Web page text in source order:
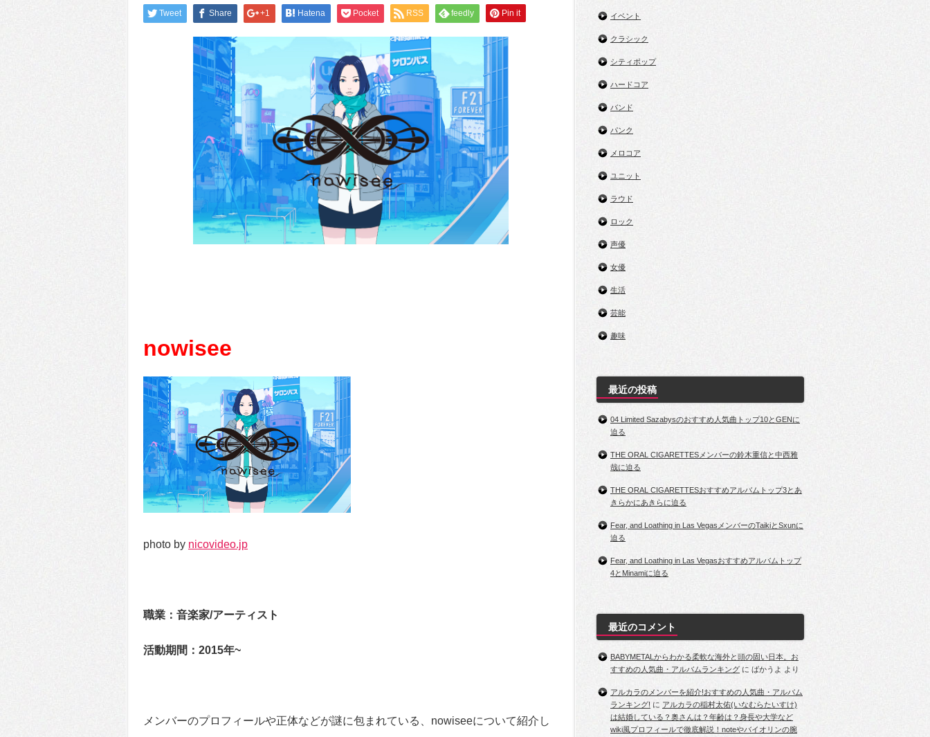
Tweet Share +1 Hatena Pocket RSS feedly Pin it
nowisee
photo by nicovideo.jp
職業：音楽家/アーティスト
活動期間：2015年~
メンバーのプロフィールや正体などが謎に包まれている、nowiseeについて紹介し
イベント
クラシック
シティポップ
ハードコア
バンド
パンク
メロコア
ユニット
ラウド
ロック
声優
女優
生活
芸能
趣味
最近の投稿
04 Limited Sazabysのおすすめ人気曲トップ10とGENに
迫る
THE ORAL CIGARETTESメンバーの鈴木重信と中西雅
哉に迫る
THE ORAL CIGARETTESおすすめアルバムトップ3とあ
きらかにあきらに迫る
Fear, and Loathing in Las VegasメンバーのTaikiとSxunに
迫る
Fear, and Loathing in Las Vegasおすすめアルバムトップ
4とMinamiに迫る
最近のコメント
BABYMETALからわかる柔軟な海外と頭の固い日本。お
すすめの人気曲・アルバムランキング に ばかうよ より
アルカラのメンバーを紹介!おすすめの人気曲・アルバム
ランキング! に アルカラの稲村太佑(いなむらたいすけ)
は結婚している？奥さんは？年齢は？身長や大学など
wiki風プロフィールで徹底解説！noteやバイオリンの腕